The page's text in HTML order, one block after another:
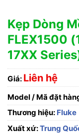
Kẹp Dòng
FLEX1500
17XX
Giá: Liên hệ
Model / Mã đặt
Thương hiệu: Fluke
Xuất xứ:Trung